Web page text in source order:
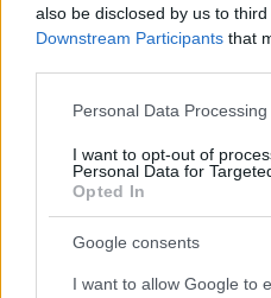
also be disclosed by us to
Downstream Participants that
Please note that this website/
not limited to your visit or
grant or deny consent to
use your data for below
Personal Data
I want to opt-out of
Personal Data for
Opted In
Google consents
I want to allow Google to
Išči
Išči:
Zadnje objave
Rogla bo gostila tradicionalni
avtomehanikov!
Celično dihanje – ustvarjanje